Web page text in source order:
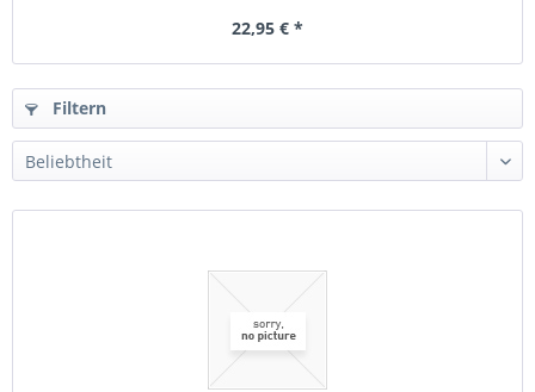
22,95 € *
Filtern